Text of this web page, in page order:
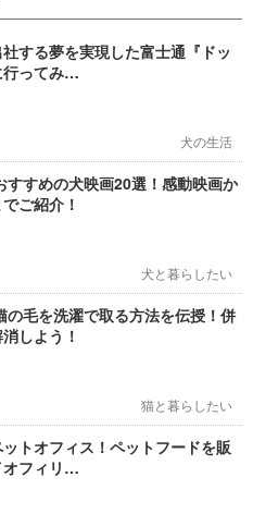
する夢を実現した富士通『ドッ
行ってみ…
犬の生活
すすめの犬映画20選！感動映画か
ご紹介！
犬と暮らしたい
の毛を洗濯で取る方法を伝授！併
しよう！
猫と暮らしたい
トオフィス！ペットフードを販
オフィリ…